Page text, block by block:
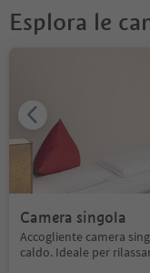
Esplora le
Camera singola
Accogliente camera
caldo. Ideale per